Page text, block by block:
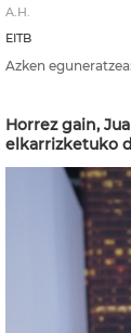
A.H.
EITB
Azken eguneratzea:
Horrez gain,
elkarrizketuko